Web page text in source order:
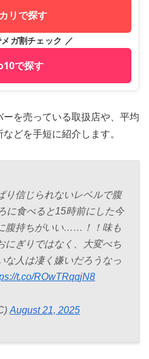
リで探す
ガ割チェック ／
で探す
を売っている取扱店や、平均
どを手短に紹介します。
り信じられないレベルで腹
食べると15時前にした今
腹持ちがいい……！！味も
にぎりではなく、大変べち
な人は凄く嫌いだろうなっ
t.co/ROwTRqqjN8
August 21, 2025